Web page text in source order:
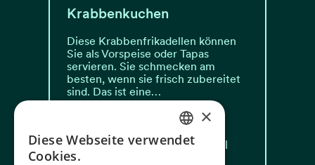
Krabbenkuchen
Diese Krabbenfrikadellen können
Sie als Vorspeise oder Tapas
servieren. Sie schmecken am
besten, wenn sie frisch zubereitet
sind. Das ist eine…
Tidsbruk: 40 min
Vanskelighetsgrad: Mittel
NORWEGIAN
×
Diese Webseite verwendet
Cookies.